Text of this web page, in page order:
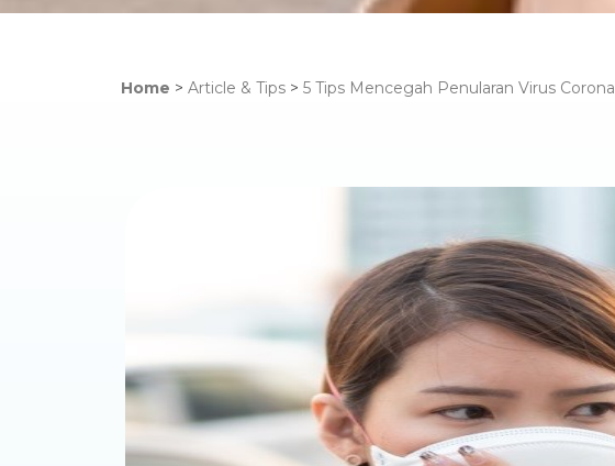
Home > Article & Tips > 5 Tips Mencegah Penularan Virus Corona